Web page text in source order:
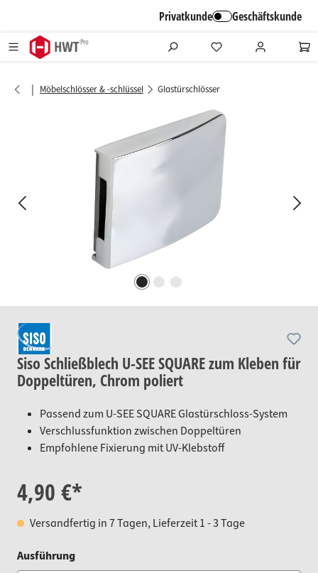
Privatkunde Geschäftskunde
| Möbelschlösser & -schlüssel Glastürschlösser
Siso Schließblech U-SEE SQUARE zum Kleben für
Doppeltüren, Chrom poliert
Passend zum U-SEE SQUARE Glastürschloss-System
Verschlussfunktion zwischen Doppeltüren
Empfohlene Fixierung mit UV-Klebstoff
4,90 €*
Versandfertig in 7 Tagen, Lieferzeit 1 - 3 Tage
Ausführungauswählen